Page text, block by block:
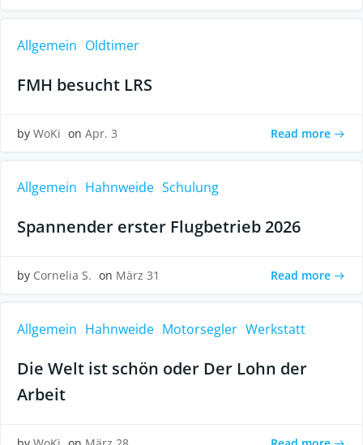
Allgemein Oldtimer
FMH besucht LRS
by WoKi on Apr. 3 Read more
Allgemein Hahnweide Schulung
Spannender erster Flugbetrieb 2026
by Cornelia S. on März 31 Read more
Allgemein Hahnweide Motorsegler Werkstatt
Die Welt ist schön oder Der Lohn der
Arbeit